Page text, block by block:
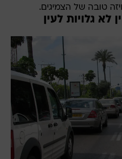
טובה של הצמיגים.
לא גלויות לעין